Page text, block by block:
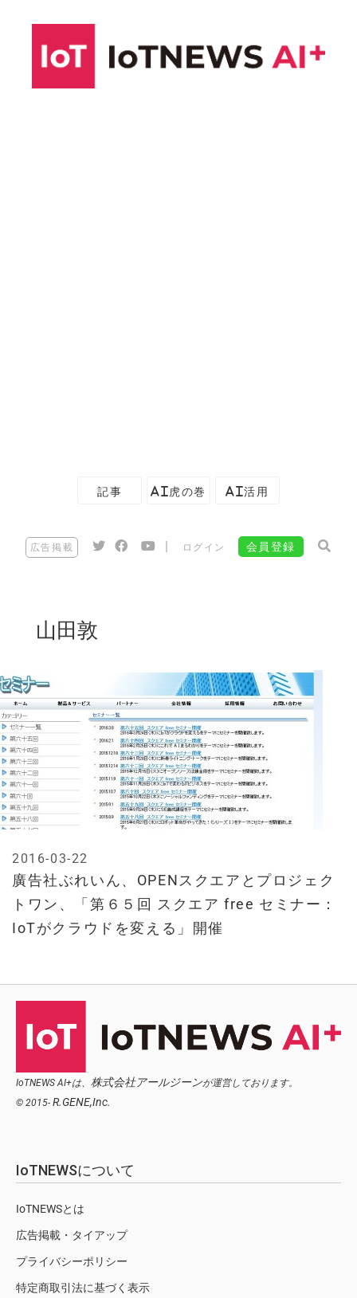
記事 AI虎の巻 AI活用
広告掲載 ログイン 会員登録
山田敦
廣告社ぶれいん、OPENスクエアとプロジェク
トワン、「第６５回 スクエア free セミナー：
IoTがクラウドを変える」開催
2016-03-22
IoTNEWS AI+は、 株式会社アールジーンが運営しております。
© 2015- R.GENE,Inc.
IoTNEWSについて
IoTNEWSとは
広告掲載・タイアップ
プライバシーポリシー
特定商取引法に基づく表示